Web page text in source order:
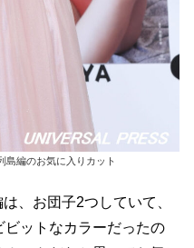
島編のお気に入りカット
、お団子2つしていて、
ットなカラーだったの